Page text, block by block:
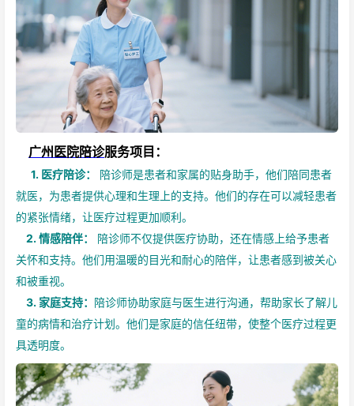
广州医院陪诊服务项目：
1. 医疗陪诊：
陪诊师是患者和家属的贴身助手，他们陪同患者
就医，为患者提供心理和生理上的支持。他们的存在可以减轻患者
的紧张情绪，让医疗过程更加顺利。
2. 情感陪伴：
陪诊师不仅提供医疗协助，还在情感上给予患者
关怀和支持。他们用温暖的目光和耐心的陪伴，让患者感到被关心
和被重视。
3. 家庭支持： 陪诊师协助家庭与医生进行沟通，帮助家长了解儿
童的病情和治疗计划。他们是家庭的信任纽带，使整个医疗过程更
具透明度。